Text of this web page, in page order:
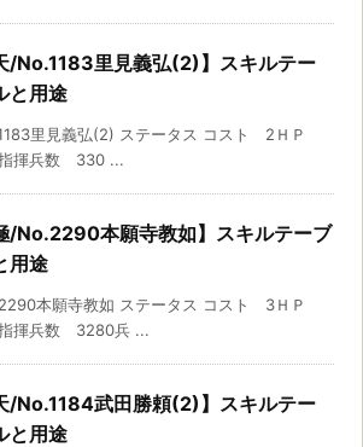
/No.1183里見義弘(2)】スキルテー
と用途
里見義弘(2) ステータス コスト 2ＨＰ
揮兵数 330 ...
/No.2290本願寺教如】スキルテーブ
用途
本願寺教如 ステータス コスト 3ＨＰ
揮兵数 3280兵 ...
/No.1184武田勝頼(2)】スキルテー
と用途